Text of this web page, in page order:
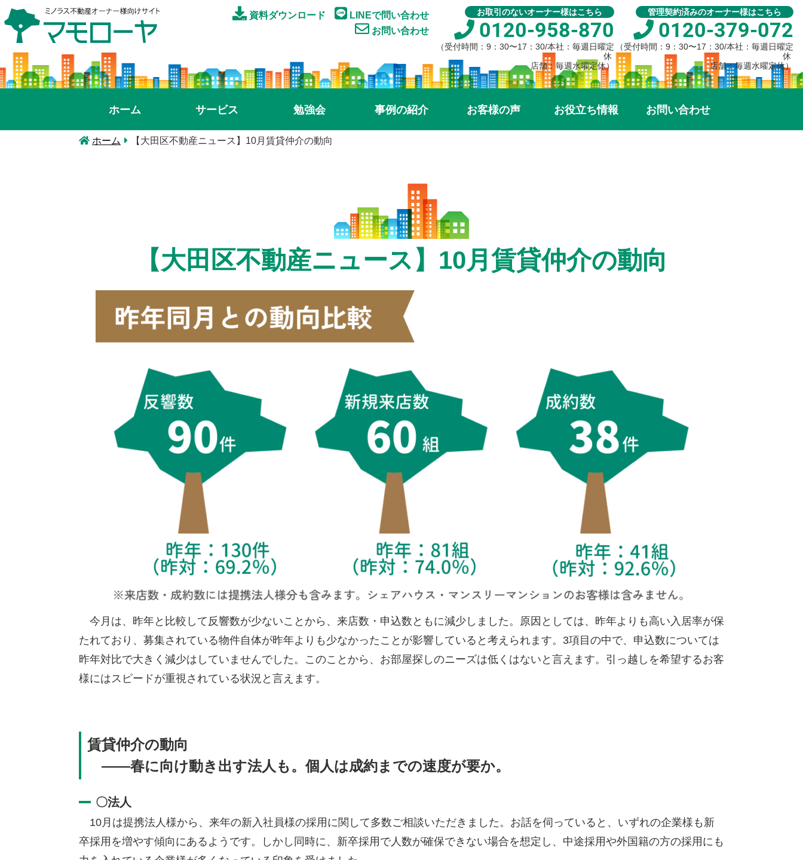
資料ダウンロード
LINEで問い合わせ
お問い合わせ
お取引のないオーナー様はこちら
0120-958-870
（受付時間：9：30〜17：30/本社：毎週日曜定
休
店舗：毎週水曜定休）
管理契約済みのオーナー様はこちら
0120-379-072
（受付時間：9：30〜17：30/本社：毎週日曜定
休
店舗：毎週水曜定休）
ホーム サービス 勉強会 事例の紹介 お客様の声 お役立ち情報 お問い合わせ
ホーム 【大田区不動産ニュース】10月賃貸仲介の動向
【大田区不動産ニュース】10月賃貸仲介の動向
今月は、昨年と比較して反響数が少ないことから、来店数・申込数ともに減少しました。原因としては、昨年よりも高い入居率が保
たれており、募集されている物件自体が昨年よりも少なかったことが影響していると考えられます。3項目の中で、申込数については
昨年対比で大きく減少はしていませんでした。このことから、お部屋探しのニーズは低くはないと言えます。引っ越しを希望するお客
様にはスピードが重視されている状況と言えます。
賃貸仲介の動向
――春に向け動き出す法人も。個人は成約までの速度が要か。
〇法人
10月は提携法人様から、来年の新入社員様の採用に関して多数ご相談いただきました。お話を伺っていると、いずれの企業様も新
卒採用を増やす傾向にあるようです。しかし同時に、新卒採用で人数が確保できない場合を想定し、中途採用や外国籍の方の採用にも